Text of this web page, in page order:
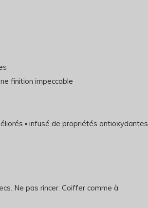
finition impeccable
▪ infusé de propriétés antioxydantes
Ne pas rincer. Coiffer comme à